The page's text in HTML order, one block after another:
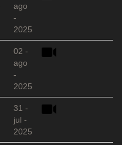
ago
-
2025
02 -
ago
-
2025
31 -
jul -
2025